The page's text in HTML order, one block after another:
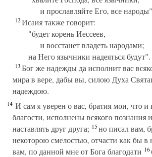
и прославляйте Его, все
12Исаия также говорит:
"будет корень Иессеев,
и восстанет владеть народами;
на Него язычники надеяться будут".
13Бог же надежды да исполнит вас
мира в вере, дабы вы, силою Духа
надеждою.
14 И сам я уверен о вас, братия мои, что
благости, исполнены всякого познания
наставлять друг друга; 15но писал вам,
некоторою смелостью, отчасти как бы
вам, по данной мне от Бога благодати 16